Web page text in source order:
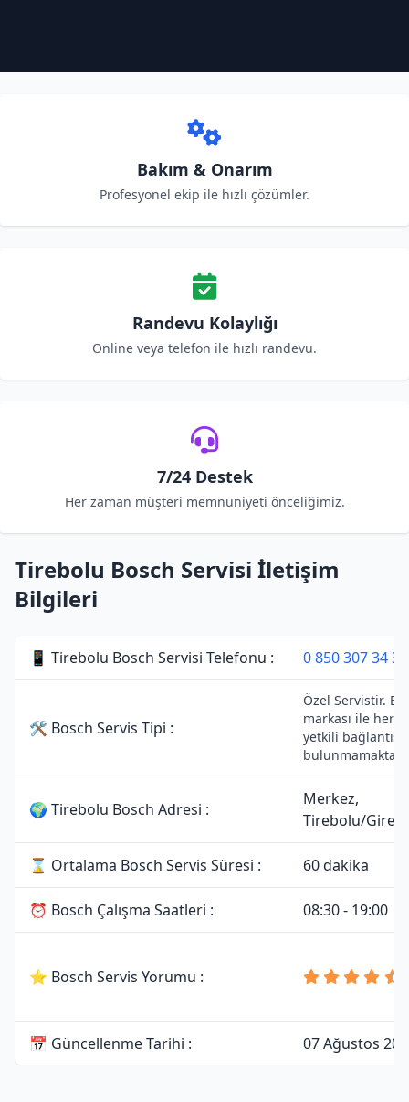
Bakım & Onarım
Profesyonel ekip ile hızlı çözümler.
Randevu Kolaylığı
Online veya telefon ile hızlı randevu.
7/24 Destek
Her zaman müşteri memnuniyeti önceliğimiz.
Tirebolu Bosch Servisi İletişim
Bilgileri
📱 Tirebolu Bosch Servisi Telefonu : 0 850 307 34 38
🛠 Bosch Servis Tipi :
Özel Servistir.
markası ile
yetkili bağlantısı
🌍 Tirebolu Bosch Adresi :
Merkez,
Tirebolu/
⌛ Ortalama Bosch Servis Süresi : 60 dakika
⏰ Bosch Çalışma Saatleri : 08:30 - 19:00
⭐ Bosch Servis Yorumu :
📅 Güncellenme Tarihi : 07 Ağustos